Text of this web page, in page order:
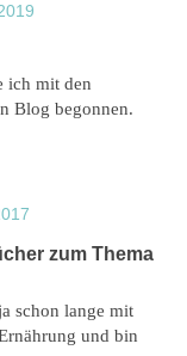
ich mit den
Blog begonnen.
zum Thema
schon lange mit
und bin